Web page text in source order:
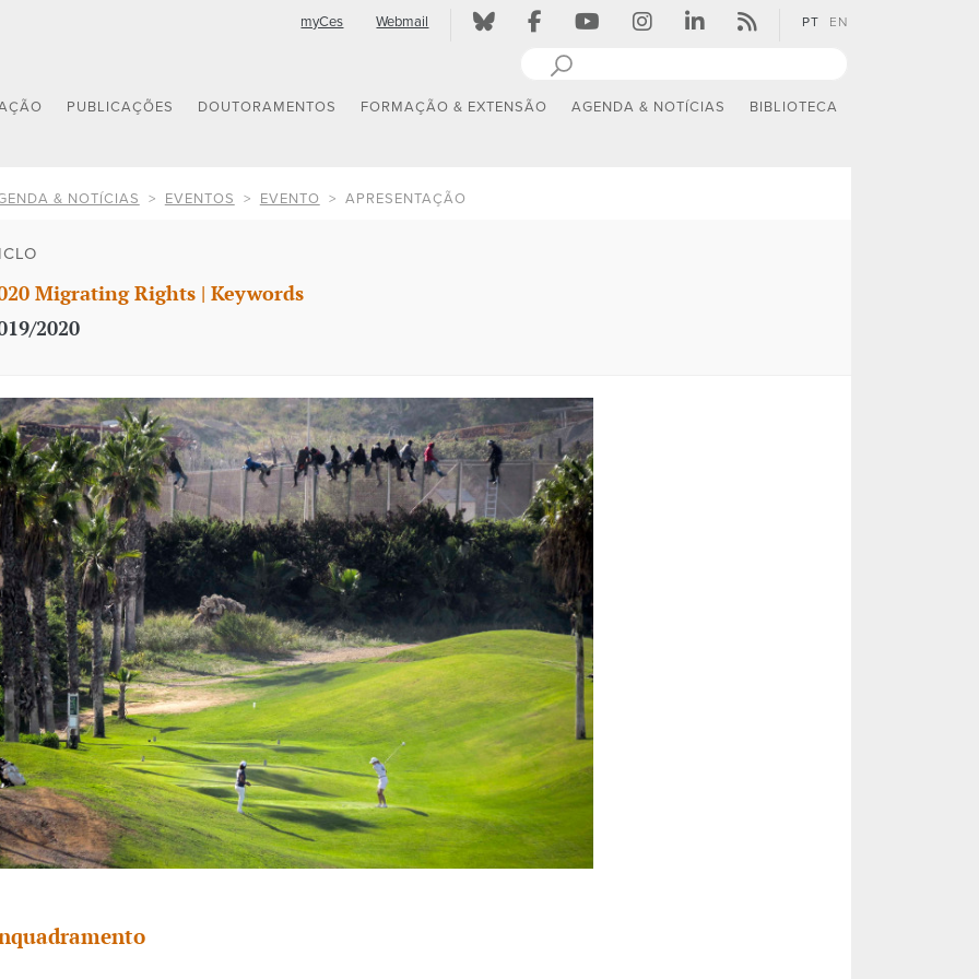
myCes Webmail PT EN
PUBLICAÇÕES DOUTORAMENTOS FORMAÇÃO & EXTENSÃO AGENDA & NOTÍCIAS BIBLIOTECA
& NOTÍCIAS EVENTOS EVENTO APRESENTAÇÃO
Migrating Rights | Keywords
2020